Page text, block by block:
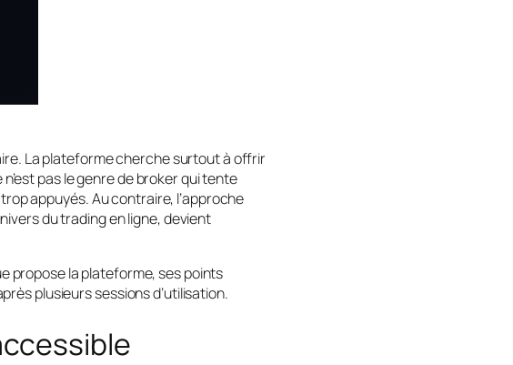
La plateforme cherche surtout à offrir
pas le genre de broker qui tente
appuyés. Au contraire, l’approche
du trading en ligne, devient
propose la plateforme, ses points
plusieurs sessions d’utilisation.